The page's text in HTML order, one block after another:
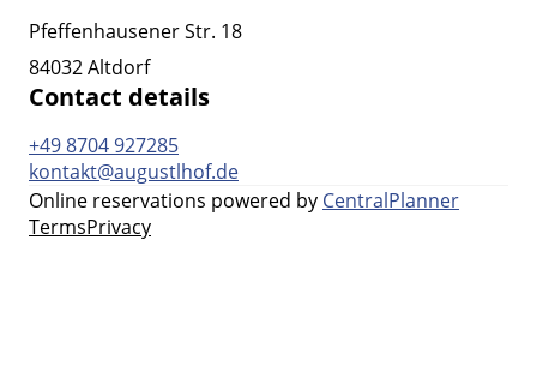
Pfeffenhausener Str. 18
84032 Altdorf
Contact details
+49 8704 927285
kontakt@augustlhof.de
Online reservations powered by CentralPlanner
TermsPrivacy